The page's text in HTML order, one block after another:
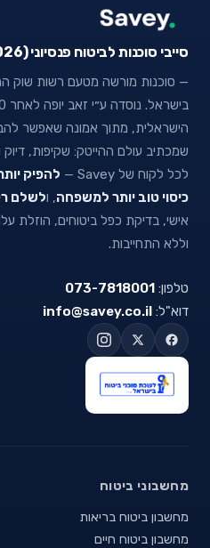
סייבי סוכנות לביטוח פנסיוני (2026) בע״מ
— סוכנות מורשה מטעם רשות שוק
הישראלית, מתוך אמונה שאפשר
שמכתיב עולם ההייטק: שקיפות,
לכל לקוח של Savey —
להפיק
כיסוי טוב יותר למשפחה, ולשלם
אישי, בדיקת כפל ביטוחים, הוזלת
וללא התחייבות.
טלפון: 073-7818001
דוא"ל: info@savey.co.il
מחשבוני ביטוח
מחשבון ביטוח בריאות
מחשבון ביטוח חיים